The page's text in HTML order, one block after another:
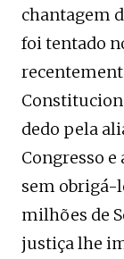
chantagem
foi tentado
dedo pela
Congresso e
sem obrigá-
milhões de
justiça lhe